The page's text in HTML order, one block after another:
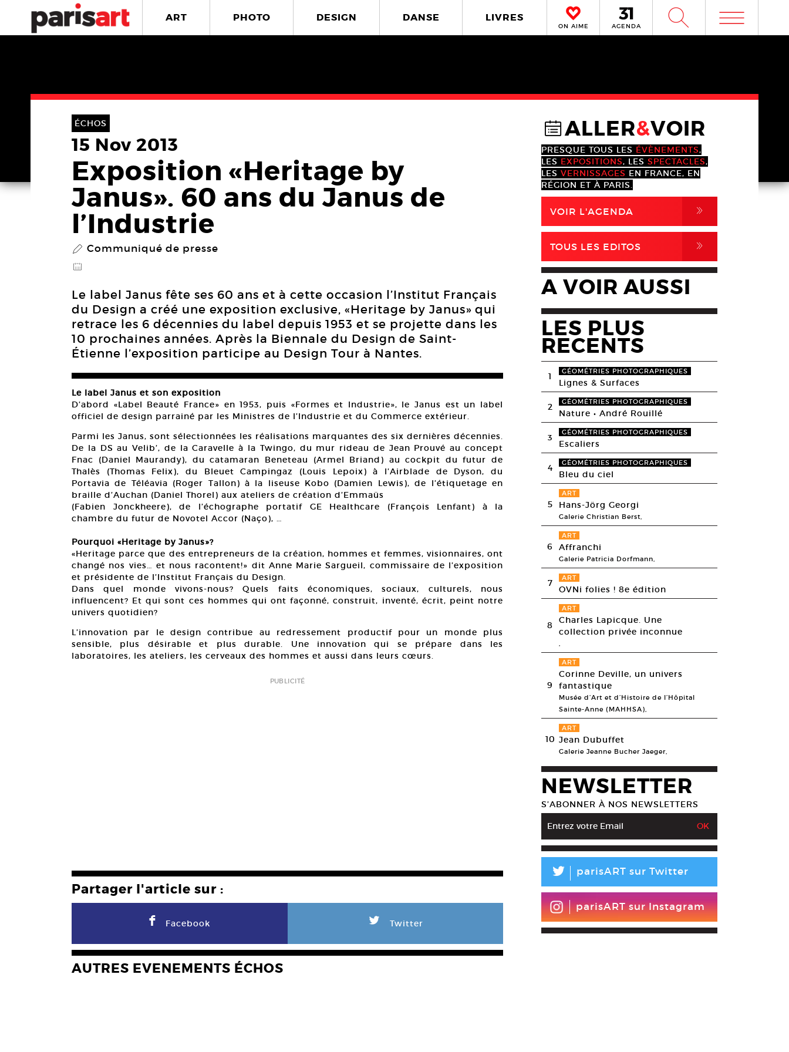
ART PHOTO DESIGN DANSE LIVRES
ON AIME AGENDA W m
ÉCHOS
15 Nov 2013
Exposition «Heritage by
Janus». 60 ans du Janus de
l’Industrie
P Communiqué de presse
@
Le label Janus fête ses 60 ans et à cette occasion l’Institut Français
du Design a créé une exposition exclusive, «Heritage by Janus» qui
retrace les 6 décennies du label depuis 1953 et se projette dans les
10 prochaines années. Après la Biennale du Design de Saint-
Étienne l’exposition participe au Design Tour à Nantes.
Le label Janus et son exposition
D’abord «Label Beauté France» en 1953, puis «Formes et Industrie», le Janus est un label
officiel de design parrainé par les Ministres de l’Industrie et du Commerce extérieur.
Parmi les Janus, sont sélectionnées les réalisations marquantes des six dernières décennies.
De la DS au Velib’, de la Caravelle à la Twingo, du mur rideau de Jean Prouvé au concept
Fnac (Daniel Maurandy), du catamaran Beneteau (Armel Briand) au cockpit du futur de
Thalès (Thomas Felix), du Bleuet Campingaz (Louis Lepoix) à l’Airblade de Dyson, du
Portavia de Téléavia (Roger Tallon) à la liseuse Kobo (Damien Lewis), de l’étiquetage en
braille d’Auchan (Daniel Thorel) aux ateliers de création d’Emmaüs
(Fabien Jonckheere), de l’échographe portatif GE Healthcare (François Lenfant) à la
chambre du futur de Novotel Accor (Naço), …
Pourquoi «Heritage by Janus»?
«Heritage parce que des entrepreneurs de la création, hommes et femmes, visionnaires, ont
changé nos vies… et nous racontent!» dit Anne Marie Sargueil, commissaire de l’exposition
et présidente de l’Institut Français du Design.
Dans quel monde vivons-nous? Quels faits économiques, sociaux, culturels, nous
influencent? Et qui sont ces hommes qui ont façonné, construit, inventé, écrit, peint notre
univers quotidien?
L’innovation par le design contribue au redressement productif pour un monde plus
sensible, plus désirable et plus durable. Une innovation qui se prépare dans les
laboratoires, les ateliers, les cerveaux des hommes et aussi dans leurs cœurs.
PUBLICITÉ
Partager l'article sur :
F Facebook L Twitter
AUTRES EVENEMENTS ÉCHOS
@ALLER&VOIR
PRESQUE TOUS LES ÉVÈNEMENTS,
LES EXPOSITIONS, LES SPECTACLES,
LES VERNISSAGES EN FRANCE, EN
RÉGION ET À PARIS.
VOIR L'AGENDA ,
TOUS LES EDITOS ,
A VOIR AUSSI
LES PLUS
RECENTS
1 GÉOMÉTRIES PHOTOGRAPHIQUES
Lignes & Surfaces
2 GÉOMÉTRIES PHOTOGRAPHIQUES
Nature • André Rouillé
3 GÉOMÉTRIES PHOTOGRAPHIQUES
Escaliers
4 GÉOMÉTRIES PHOTOGRAPHIQUES
Bleu du ciel
5
ART
Hans-Jörg Georgi
Galerie Christian Berst,
6
ART
Affranchi
Galerie Patricia Dorfmann,
7 ART
OVNi folies ! 8e édition
8
ART
Charles Lapicque. Une
collection privée inconnue
,
9
ART
Corinne Deville, un univers
fantastique
Musée d’Art et d’Histoire de l’Hôpital
Sainte-Anne (MAHHSA),
10
ART
Jean Dubuffet
Galerie Jeanne Bucher Jaeger,
NEWSLETTER
S’ABONNER À NOS NEWSLETTERS
L parisART sur Twitter
parisART sur Instagram